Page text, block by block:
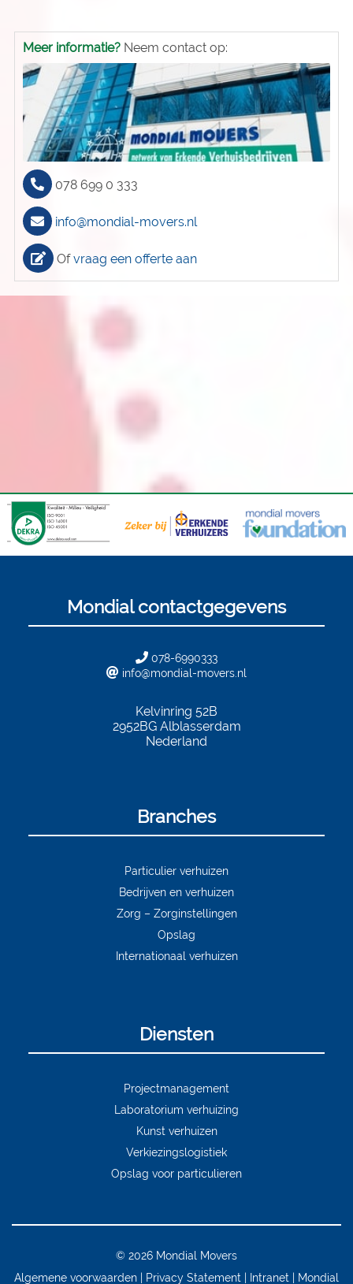
Meer informatie?Neem contact op:
078 699 0 333
info@mondial-movers.nl
Ofvraag een offerte aan
Mondial contactgegevens
078-6990333
info@mondial-movers.nl
Kelvinring 52B
2952BGAlblasserdam
Nederland
Branches
Particulier verhuizen
Bedrijven en verhuizen
Zorg – Zorginstellingen
Opslag
Internationaal verhuizen
Diensten
Projectmanagement
Laboratorium verhuizing
Kunst verhuizen
Verkiezingslogistiek
Opslag voor particulieren
© 2026 Mondial Movers
Algemene voorwaarden Privacy Statement Intranet Mondial